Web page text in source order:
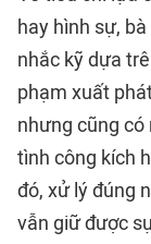
hay hình sự,
nhắc kỹ dựa
phạm xuất
nhưng cũng
tình công kích
đó, xử lý đúng
vẫn giữ được